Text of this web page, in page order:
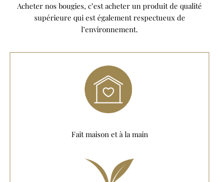
Acheter nos bougies, c’est acheter un produit de qualité
supérieure qui est également respectueux de
l’environnement.
Fait maison et à la main